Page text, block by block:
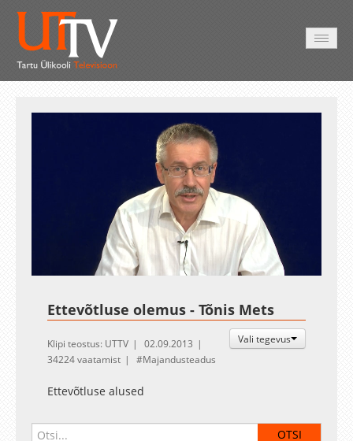
UnmuteLoaded
2.73%
Esituskiirused
Auto
Ettevõtluse olemus - Tõnis Mets
Vali tegevus
Klipi teostus: UTTV
02.09.2013
34224 vaatamist
Majandusteadus
Ettevõtluse alused